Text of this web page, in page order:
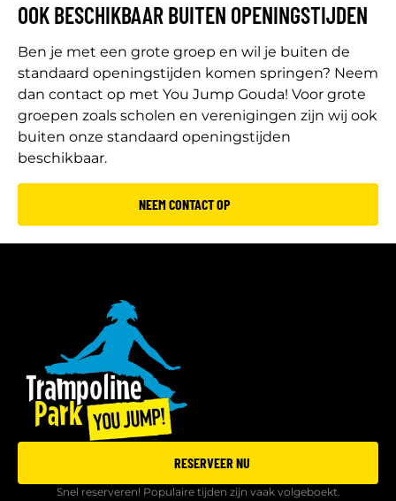
OOK BESCHIKBAAR BUITEN OPENINGSTIJDEN
Ben je met een grote groep en wil je buiten de
standaard openingstijden komen springen? Neem
dan contact op met You Jump Gouda! Voor grote
groepen zoals scholen en verenigingen zijn wij ook
buiten onze standaard openingstijden
beschikbaar.
NEEM CONTACT OP
RESERVEER NU
Snel reserveren! Populaire tijden zijn vaak volgeboekt.